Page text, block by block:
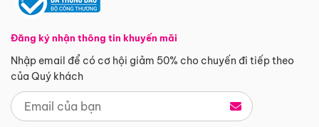
Đăng ký nhận thông tin khuyến mãi
Nhập email để có cơ hội giảm 50% cho chuyến đi tiếp theo
của Quý khách